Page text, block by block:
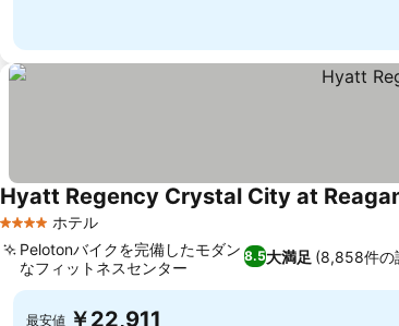
4 ホテルのランク
ホテル
Hyatt Regency Crystal City at
8.5大満足 (8,858件の
Pelotonバイクを完備したモダン
なフィットネスセンター
最安値 ￥22,911